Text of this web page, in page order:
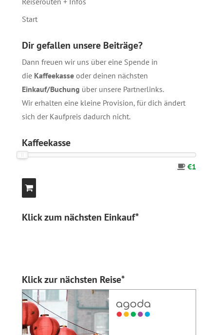
Start
Dir gefallen unsere Beiträge?
Dann freuen wir uns über eine Spende in
die Kaffeekasseoder deinen nächsten
Einkauf/Buchung über unsere Partnerlinks.
Wir erhalten eine kleine Provision, für dich ändert
sich der Kaufpreis dadurch nicht.
Kaffeekasse
€1
Klick zum nächsten Einkauf*
Klick zur nächsten Reise*